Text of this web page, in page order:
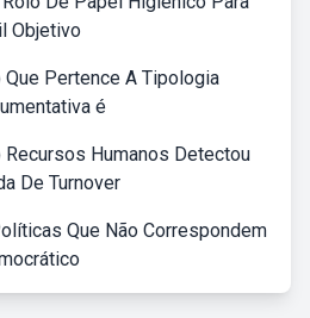
Objetivo
Que Pertence A Tipologia
é
Recursos Humanos Detectou
De Turnover
Que Não Correspondem